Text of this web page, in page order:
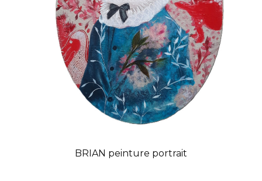
BRIAN peinture portrait